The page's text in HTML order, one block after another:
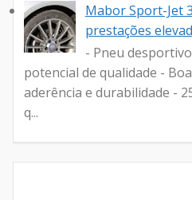
Mabor Sport-Jet
prestações
- Pneu
potencial de qualidade -
aderência e durabilidade -
q...